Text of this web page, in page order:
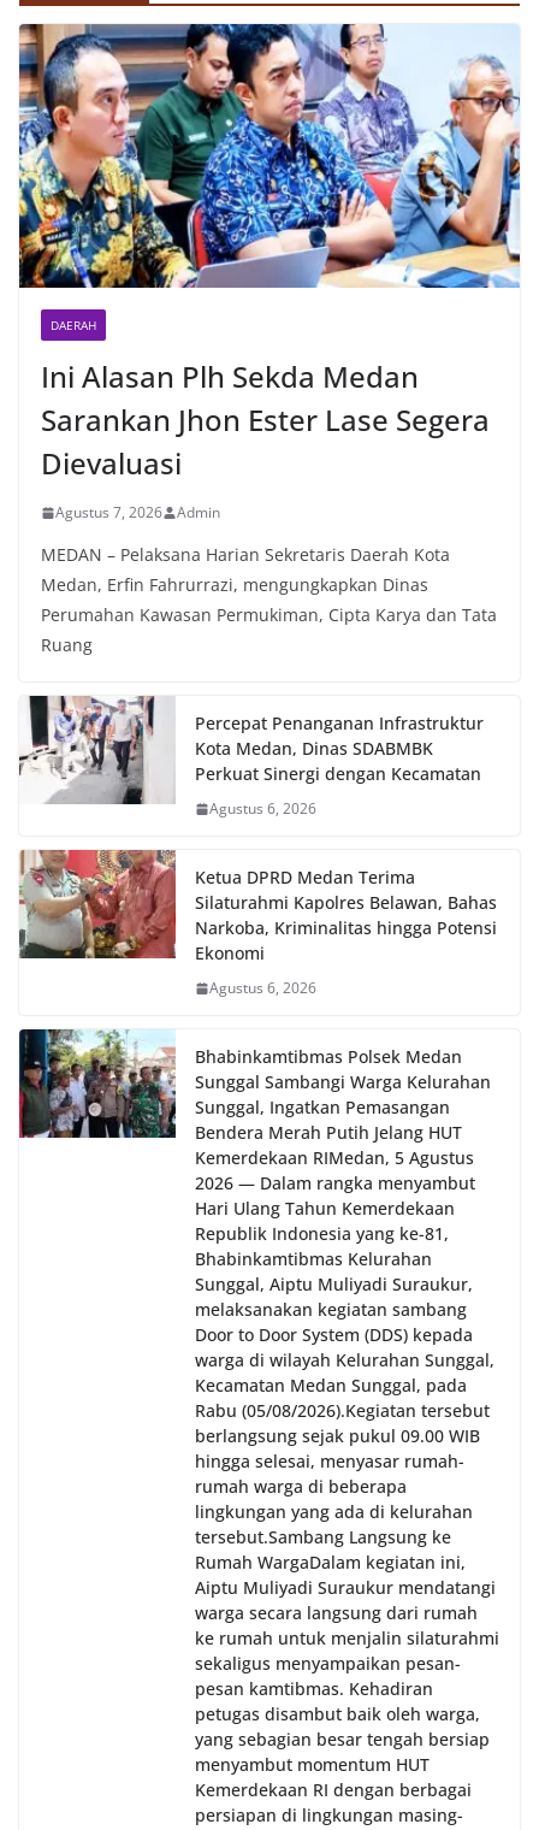
DAERAH
Ini Alasan Plh Sekda Medan
Sarankan Jhon Ester Lase Segera
Dievaluasi
Agustus 7, 2026 Admin
MEDAN – Pelaksana Harian Sekretaris Daerah Kota
Medan, Erfin Fahrurrazi, mengungkapkan Dinas
Perumahan Kawasan Permukiman, Cipta Karya dan Tata
Ruang
Percepat Penanganan Infrastruktur
Kota Medan, Dinas SDABMBK
Perkuat Sinergi dengan Kecamatan
Agustus 6, 2026
Ketua DPRD Medan Terima
Silaturahmi Kapolres Belawan, Bahas
Narkoba, Kriminalitas hingga Potensi
Ekonomi
Agustus 6, 2026
Bhabinkamtibmas Polsek Medan
Sunggal Sambangi Warga Kelurahan
Sunggal, Ingatkan Pemasangan
Bendera Merah Putih Jelang HUT
Kemerdekaan RI‎‎Medan, 5 Agustus
2026 — Dalam rangka menyambut
Hari Ulang Tahun Kemerdekaan
Republik Indonesia yang ke-81,
Bhabinkamtibmas Kelurahan
Sunggal, Aiptu Muliyadi Suraukur,
melaksanakan kegiatan sambang
Door to Door System (DDS) kepada
warga di wilayah Kelurahan Sunggal,
Kecamatan Medan Sunggal, pada
Rabu (05/08/2026).‎‎Kegiatan tersebut
berlangsung sejak pukul 09.00 WIB
hingga selesai, menyasar rumah-
rumah warga di beberapa
lingkungan yang ada di kelurahan
tersebut.‎Sambang Langsung ke
Rumah Warga‎Dalam kegiatan ini,
Aiptu Muliyadi Suraukur mendatangi
warga secara langsung dari rumah
ke rumah untuk menjalin silaturahmi
sekaligus menyampaikan pesan-
pesan kamtibmas. Kehadiran
petugas disambut baik oleh warga,
yang sebagian besar tengah bersiap
menyambut momentum HUT
Kemerdekaan RI dengan berbagai
persiapan di lingkungan masing-